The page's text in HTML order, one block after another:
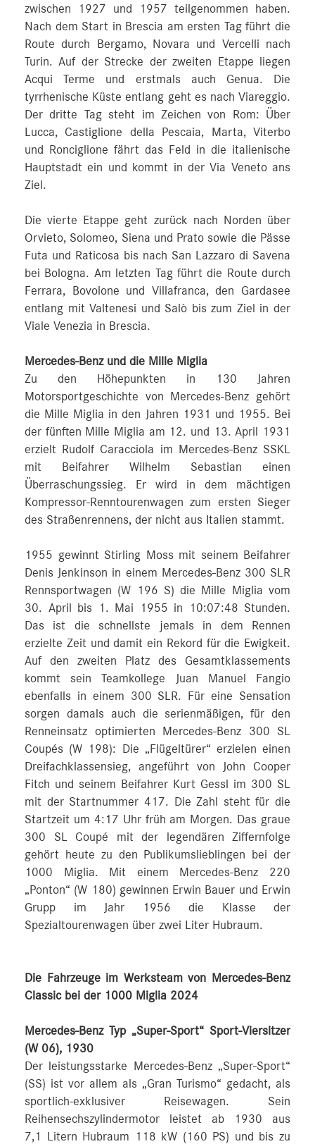
zwischen 1927 und 1957 teilgenommen haben.
Nach dem Start in Brescia am ersten Tag führt die
Route durch Bergamo, Novara und Vercelli nach
Turin. Auf der Strecke der zweiten Etappe liegen
Acqui Terme und erstmals auch Genua. Die
tyrrhenische Küste entlang geht es nach Viareggio.
Der dritte Tag steht im Zeichen von Rom: Über
Lucca, Castiglione della Pescaia, Marta, Viterbo
und Ronciglione fährt das Feld in die italienische
Hauptstadt ein und kommt in der Via Veneto ans
Ziel.
Die vierte Etappe geht zurück nach Norden über
Orvieto, Solomeo, Siena und Prato sowie die Pässe
Futa und Raticosa bis nach San Lazzaro di Savena
bei Bologna. Am letzten Tag führt die Route durch
Ferrara, Bovolone und Villafranca, den Gardasee
entlang mit Valtenesi und Salò bis zum Ziel in der
Viale Venezia in Brescia.
Mercedes-Benz und die Mille Miglia
Zu den Höhepunkten in 130 Jahren
Motorsportgeschichte von Mercedes-Benz gehört
die Mille Miglia in den Jahren 1931 und 1955. Bei
der fünften Mille Miglia am 12. und 13. April 1931
erzielt Rudolf Caracciola im Mercedes-Benz SSKL
mit Beifahrer Wilhelm Sebastian einen
Überraschungssieg. Er wird in dem mächtigen
Kompressor-Renntourenwagen zum ersten Sieger
des Straßenrennens, der nicht aus Italien stammt.
1955 gewinnt Stirling Moss mit seinem Beifahrer
Denis Jenkinson in einem Mercedes-Benz 300 SLR
Rennsportwagen (W 196 S) die Mille Miglia vom
30. April bis 1. Mai 1955 in 10:07:48 Stunden.
Das ist die schnellste jemals in dem Rennen
erzielte Zeit und damit ein Rekord für die Ewigkeit.
Auf den zweiten Platz des Gesamtklassements
kommt sein Teamkollege Juan Manuel Fangio
ebenfalls in einem 300 SLR. Für eine Sensation
sorgen damals auch die serienmäßigen, für den
Renneinsatz optimierten Mercedes-Benz 300 SL
Coupés (W 198): Die „Flügeltürer“ erzielen einen
Dreifachklassensieg, angeführt von John Cooper
Fitch und seinem Beifahrer Kurt Gessl im 300 SL
mit der Startnummer 417. Die Zahl steht für die
Startzeit um 4:17 Uhr früh am Morgen. Das graue
300 SL Coupé mit der legendären Ziffernfolge
gehört heute zu den Publikumslieblingen bei der
1000 Miglia. Mit einem Mercedes-Benz 220
„Ponton“ (W 180) gewinnen Erwin Bauer und Erwin
Grupp im Jahr 1956 die Klasse der
Spezialtourenwagen über zwei Liter Hubraum.
Die Fahrzeuge im Werksteam von Mercedes-Benz
Classic bei der 1000 Miglia 2024
Mercedes-Benz Typ „Super-Sport“ Sport-Viersitzer
(W 06), 1930
Der leistungsstarke Mercedes-Benz „Super-Sport“
(SS) ist vor allem als „Gran Turismo“ gedacht, als
sportlich-exklusiver Reisewagen. Sein
Reihensechszylindermotor leistet ab 1930 aus
7,1 Litern Hubraum 118 kW (160 PS) und bis zu